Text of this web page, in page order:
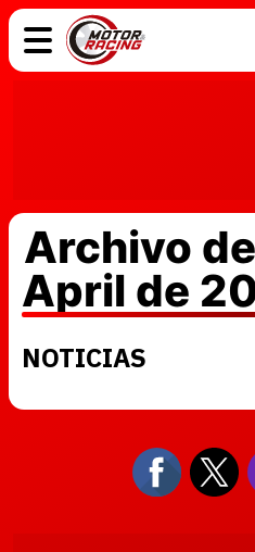
Archivo
April de
NOTICIAS